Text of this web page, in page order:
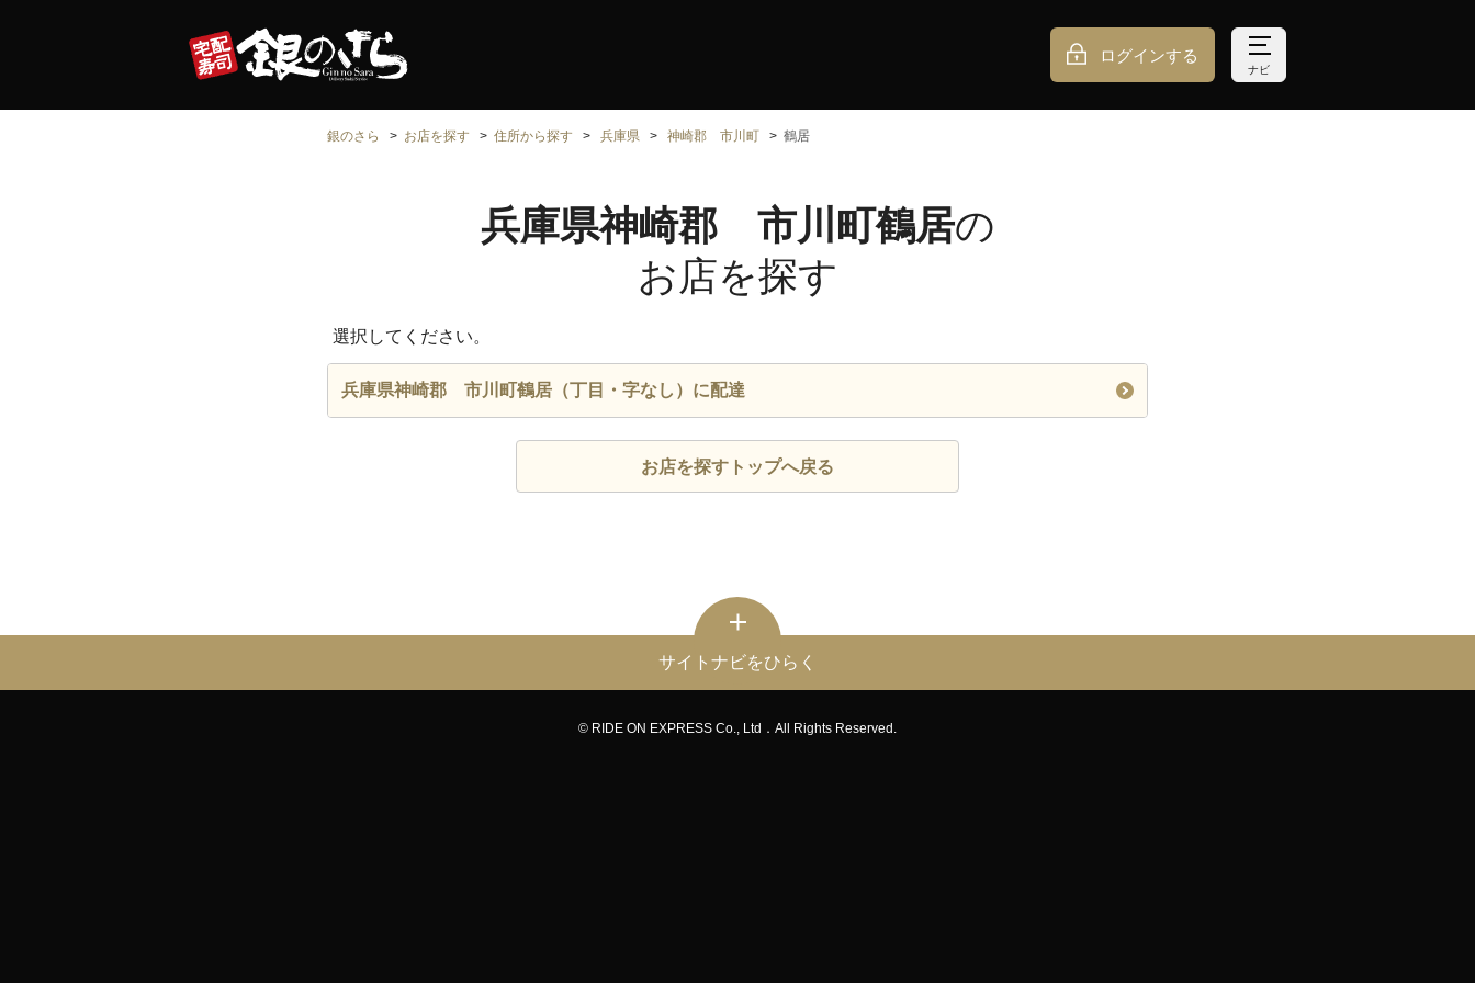
ログインする
ナビ
銀のさら お店を探す 住所から探す 兵庫県 神崎郡 市川町 鶴居
兵庫県神崎郡 市川町鶴居の
お店を探す
選択してください。
兵庫県神崎郡 市川町鶴居（丁目・字なし）に配達
お店を探すトップへ戻る
サイトナビをひらく
© RIDE ON EXPRESS Co., Ltd．All Rights Reserved.